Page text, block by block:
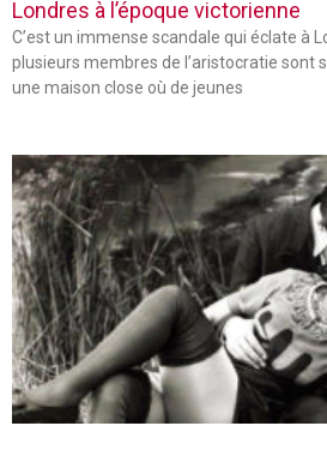
Londres à l’époque victorienne
C’est un immense scandale qui éclate à
plusieurs membres de l’aristocratie sont
une maison close où de jeunes